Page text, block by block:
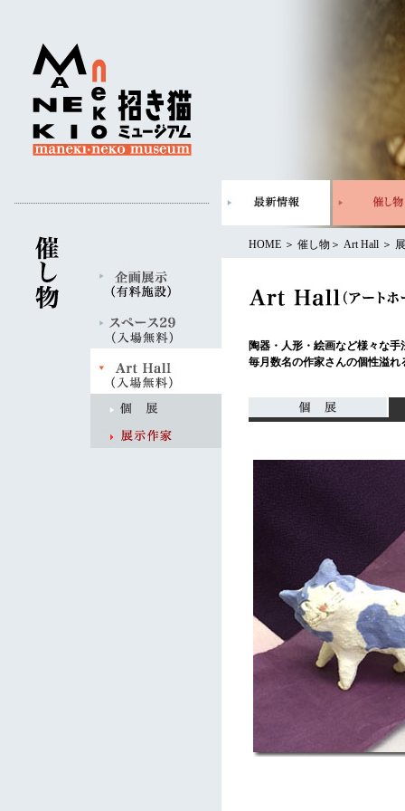
HOME ＞ 催し物 ＞ Art Hall ＞
陶器・人形・絵画など様々な
毎月数名の作家さんの個性溢